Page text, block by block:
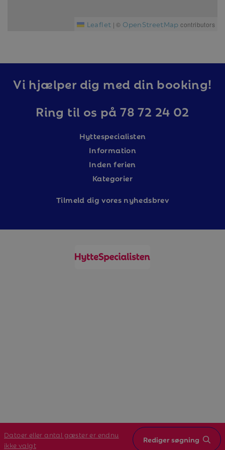
Datoer eller antal gæster er endnu
ikke valgt
Rediger søgning
Leaflet | © OpenStreetMap contributors
Vi hjælper dig med din booking!
Ring til os på 78 72 24 02
Hyttespecialisten
Information
Inden ferien
Kategorier
Tilmeld dig vores nyhedsbrev